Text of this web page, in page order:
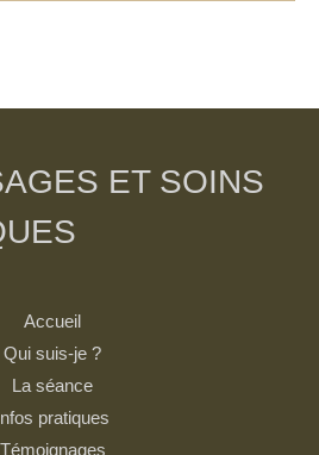
ET SOINS
Accueil
Qui suis-je ?
La séance
pratiques
Témoignages